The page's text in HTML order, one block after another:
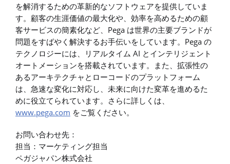
を解消するための革新的なソフトウェアを提供していま
す。顧客の生涯価値の最大化や、効率を高めるための顧
客サービスの簡素化など、Pega は世界の主要ブランドが
問題をすばやく解決するお手伝いをしています。Pega の
テクノロジーには、リアルタイム AI とインテリジェント
オートメーションを搭載されています。また、拡張性の
あるアーキテクチャとローコードのプラットフォーム
は、急速な変化に対応し、未来に向けた変革を進めるた
めに役立てられています。さらに詳しくは、
www.pega.com をご覧ください。
お問い合わせ先：
担当：マーケティング担当
ペガジャパン株式会社